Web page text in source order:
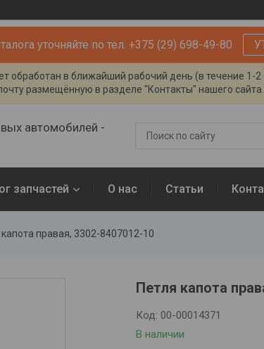
уточняйте по тел. +375 (29) 698-49-80
обработан в ближайший рабочий день (в течение 1-
размещённую в разделе "Контакты" нашего
автомобилей -
запчастей О нас Статьи
капота правая, 3302-8407012-10
Петля капота
В наличии
Код: 00-00014371